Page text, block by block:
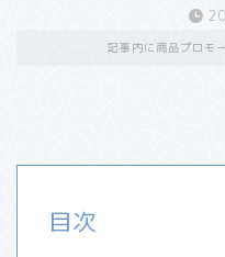
記事内に商品プロモ
目次